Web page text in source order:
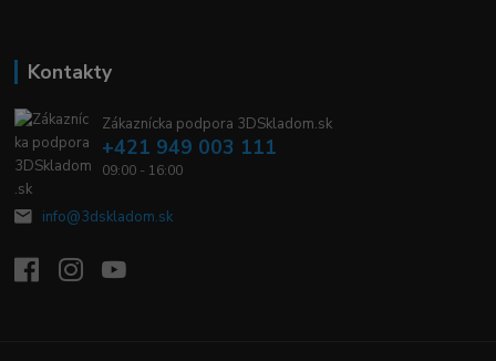
Kontakty
Zákaznícka podpora 3DSkladom.sk
+421 949 003 111
09:00 - 16:00
info@3dskladom.sk